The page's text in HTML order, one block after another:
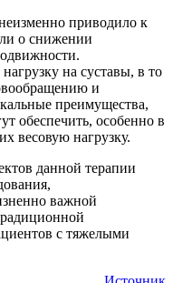
приводило к
о снижении
на суставы, в то
и
преимущества,
обеспечить, особенно в
весовую нагрузку.
данной терапии
важной
с тяжелыми